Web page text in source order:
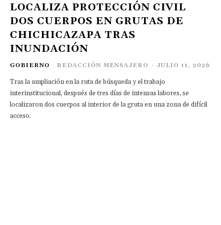
LOCALIZA PROTECCIÓN CIVIL
DOS CUERPOS EN GRUTAS DE
CHICHICAZAPA TRAS
INUNDACIÓN
GOBIERNO REDACCIÓN MENSAJERO - JULIO 11, 2026
Tras la ampliación en la ruta de búsqueda y el trabajo
interinstitucional, después de tres días de intensas labores, se
localizaron dos cuerpos al interior de la gruta en una zona de difícil
acceso.